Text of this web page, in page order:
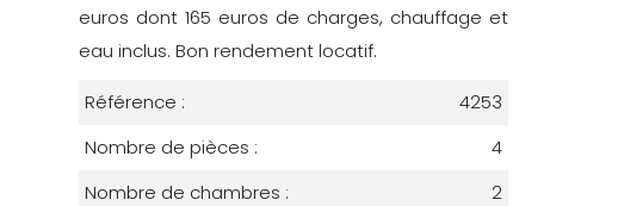
euros dont 165 euros de charges, chauffage et
eau inclus. Bon rendement locatif.
Référence :
4253
Nombre de pièces :
4
Nombre de chambres :
2